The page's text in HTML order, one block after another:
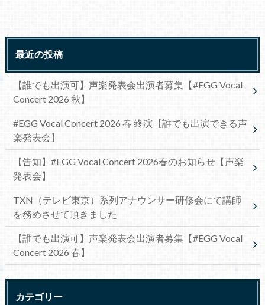
最近の投稿
【誰でも出演可】声楽発表会出演者募集【#EGG Vocal
Concert 2026 秋】
#EGG Vocal Concert 2026 春 終演【誰でも出演できる声
楽発表会】
【告知】#EGG Vocal Concert 2026春のお知らせ【声楽
発表会】
TXN（テレビ東京）系列アナウンサー研修会にて講師
を務めさせて頂きました
【誰でも出演可】声楽発表会出演者募集【#EGG Vocal
Concert 2026 春】
カテゴリー